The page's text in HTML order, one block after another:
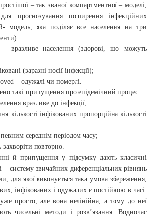
– так званої компартментної – моделі,
прогнозування поширення інфекційних
модель, яка поділяє все населення на три
вразливе населення (здорові, що можуть
(заразні носії інфекції);
– одужалі чи померлі.
такі припущення про епідемічний процес:
вразливе до інфекції;
кількості інфікованих пропорційна кількості
середнім періодом часу;
повторно.
й припущення у підсумку дають класичні
– систему звичайних диференціальних рівнянь
для якої виконується така умова збереження,
інфікованих і одужалих є постійною в часі.
просто, але вона нелінійна, а тому до неї
чисельні методи і розв’язання. Водночас